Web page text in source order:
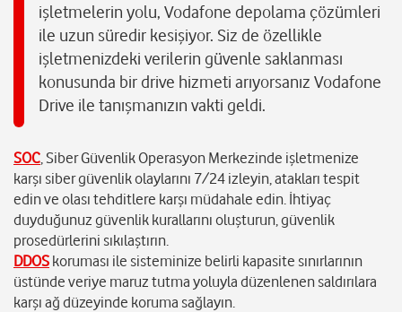
işletmelerin yolu, Vodafone depolama çözümleri
ile uzun süredir kesişiyor. Siz de özellikle
işletmenizdeki verilerin güvenle saklanması
konusunda bir drive hizmeti arıyorsanız Vodafone
Drive ile tanışmanızın vakti geldi.
SOC , Siber Güvenlik Operasyon Merkezinde işletmenize
karşı siber güvenlik olaylarını 7/24 izleyin, atakları tespit
edin ve olası tehditlere karşı müdahale edin. İhtiyaç
duyduğunuz güvenlik kurallarını oluşturun, güvenlik
prosedürlerini sıkılaştırın.
DDOS koruması ile sisteminize belirli kapasite sınırlarının
üstünde veriye maruz tutma yoluyla düzenlenen saldırılara
karşı ağ düzeyinde koruma sağlayın.